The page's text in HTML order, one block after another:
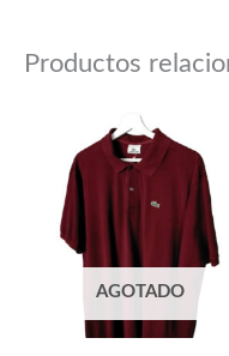
Productos
AGOTADO